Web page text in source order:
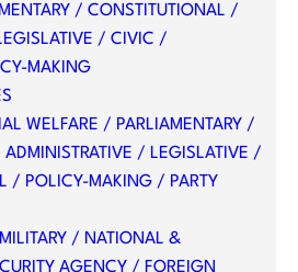
/ CONSTITUTIONAL /
/ CIVIC /
MAKING
WELFARE / PARLIAMENTARY /
/ LEGISLATIVE /
/ POLICY-MAKING / PARTY
/ NATIONAL &
AGENCY / FOREIGN